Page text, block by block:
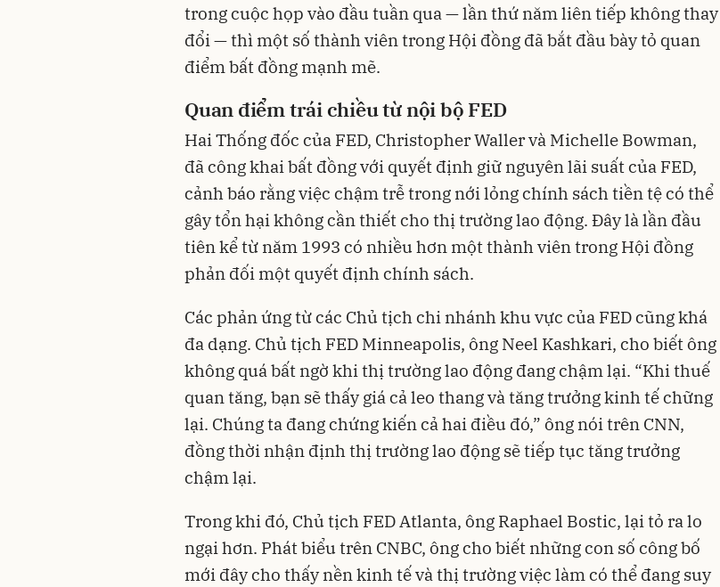
trong cuộc họp vào đầu tuần qua — lần thứ năm liên tiếp không thay
đổi — thì một số thành viên trong Hội đồng đã bắt đầu bày tỏ quan
điểm bất đồng mạnh mẽ.
Quan điểm trái chiều từ nội bộ FED
Hai Thống đốc của FED, Christopher Waller và Michelle Bowman,
đã công khai bất đồng với quyết định giữ nguyên lãi suất của FED,
cảnh báo rằng việc chậm trễ trong nới lỏng chính sách tiền tệ có thể
gây tổn hại không cần thiết cho thị trường lao động. Đây là lần đầu
tiên kể từ năm 1993 có nhiều hơn một thành viên trong Hội đồng
phản đối một quyết định chính sách.
Các phản ứng từ các Chủ tịch chi nhánh khu vực của FED cũng khá
đa dạng. Chủ tịch FED Minneapolis, ông Neel Kashkari, cho biết ông
không quá bất ngờ khi thị trường lao động đang chậm lại. “Khi thuế
quan tăng, bạn sẽ thấy giá cả leo thang và tăng trưởng kinh tế chững
lại. Chúng ta đang chứng kiến cả hai điều đó,” ông nói trên CNN,
đồng thời nhận định thị trường lao động sẽ tiếp tục tăng trưởng
chậm lại.
Trong khi đó, Chủ tịch FED Atlanta, ông Raphael Bostic, lại tỏ ra lo
ngại hơn. Phát biểu trên CNBC, ông cho biết những con số công bố
mới đây cho thấy nền kinh tế và thị trường việc làm có thể đang suy